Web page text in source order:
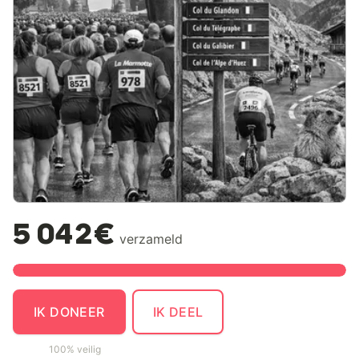
5 042€ verzameld
IK DONEER
100% veilig
IK DEEL